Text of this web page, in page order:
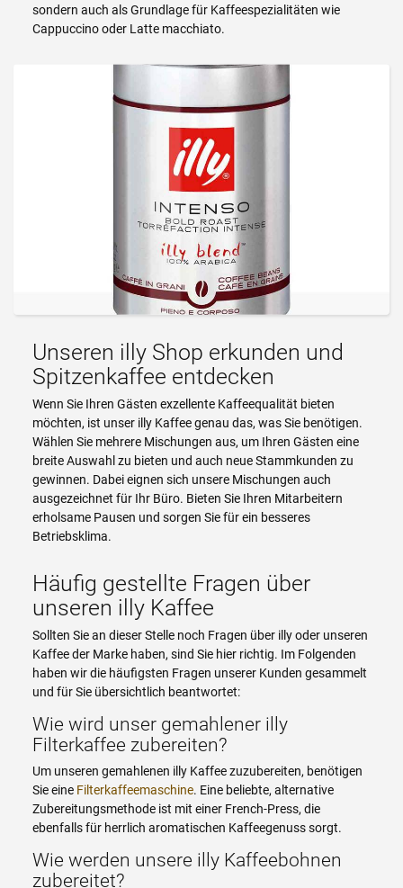
sondern auch als Grundlage für Kaffeespezialitäten wie
Cappuccino oder Latte macchiato.
Unseren illy Shop erkunden und
Spitzenkaffee entdecken
Wenn Sie Ihren Gästen exzellente Kaffeequalität bieten
möchten, ist unser illy Kaffee genau das, was Sie benötigen.
Wählen Sie mehrere Mischungen aus, um Ihren Gästen eine
breite Auswahl zu bieten und auch neue Stammkunden zu
gewinnen. Dabei eignen sich unsere Mischungen auch
ausgezeichnet für Ihr Büro. Bieten Sie Ihren Mitarbeitern
erholsame Pausen und sorgen Sie für ein besseres
Betriebsklima.
Häufig gestellte Fragen über
unseren illy Kaffee
Sollten Sie an dieser Stelle noch Fragen über illy oder unseren
Kaffee der Marke haben, sind Sie hier richtig. Im Folgenden
haben wir die häufigsten Fragen unserer Kunden gesammelt
und für Sie übersichtlich beantwortet:
Wie wird unser gemahlener illy
Filterkaffee zubereiten?
Um unseren gemahlenen illy Kaffee zuzubereiten, benötigen
Sie eine Filterkaffeemaschine. Eine beliebte, alternative
Zubereitungsmethode ist mit einer French-Press, die
ebenfalls für herrlich aromatischen Kaffeegenuss sorgt.
Wie werden unsere illy Kaffeebohnen
zubereitet?